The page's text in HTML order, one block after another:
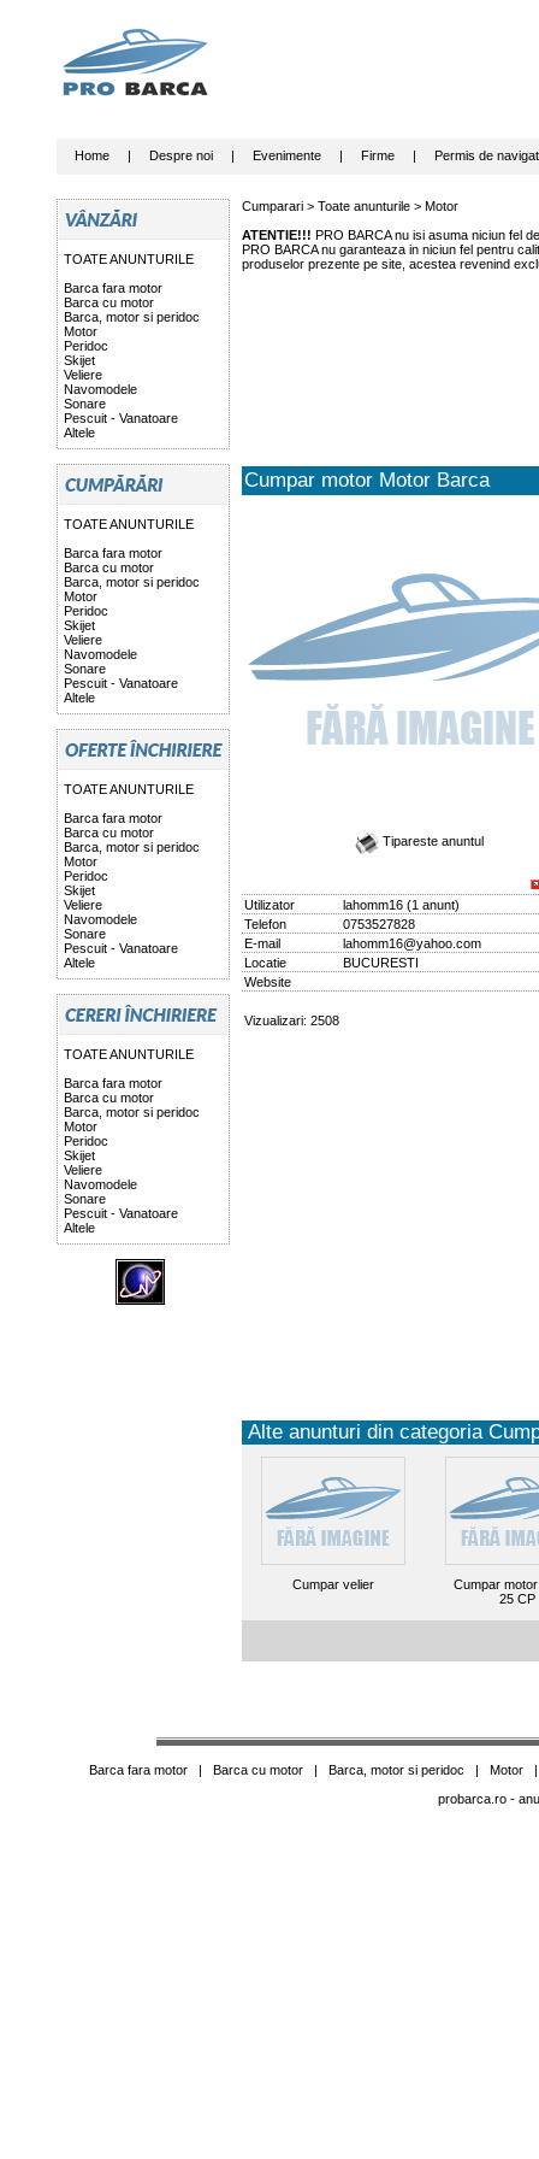
Home| Despre noi| Evenimente| Firme| Permis de
TOATE ANUNTURILE
Barca fara motor
Barca cu motor
Barca, motor si peridoc
Motor
Peridoc
Skijet
Veliere
Navomodele
Sonare
Pescuit - Vanatoare
Altele
TOATE ANUNTURILE
Barca fara motor
Barca cu motor
Barca, motor si peridoc
Motor
Peridoc
Skijet
Veliere
Navomodele
Sonare
Pescuit - Vanatoare
Altele
TOATE ANUNTURILE
Barca fara motor
Barca cu motor
Barca, motor si peridoc
Motor
Peridoc
Skijet
Veliere
Navomodele
Sonare
Pescuit - Vanatoare
Altele
TOATE ANUNTURILE
Barca fara motor
Barca cu motor
Barca, motor si peridoc
Motor
Peridoc
Skijet
Veliere
Navomodele
Sonare
Pescuit - Vanatoare
Altele
Cumparari > Toate anunturile> Motor
ATENTIE!!! PRO BARCA nu isi asuma niciun fel
PRO BARCA nu garanteaza in niciun fel pentru
produselor prezente pe site, acestea revenind
Cumpar motor Motor Barca
Tipareste anuntul
Utilizator lahomm16(1 anunt)
Telefon
0753527828
E-mail
lahomm16@yahoo.com
Locatie
BUCURESTI
Website
Vizualizari: 2508
Alte anunturi din categoria
Cumpar velier
Cumpar
25 CP
Barca fara motor| Barca cu motor| Barca, motor si peridoc | Motor
probarca.ro-